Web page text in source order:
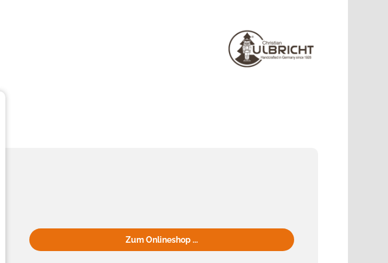
Zum Onlineshop ...